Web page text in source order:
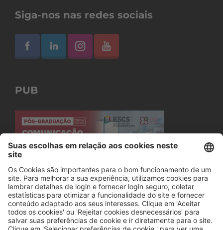
Siga-nos nas redes sociais
PUB